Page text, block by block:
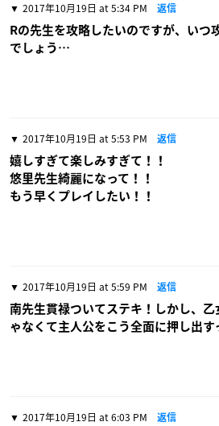
2017年10月19日 at 5:34 PM 返信
Rの先生を攻略したいのですが、いつ
でしょう…
2017年10月19日 at 5:53 PM 返信
嬉しすぎて楽しみすぎて！！
悠里先生綺麗になって！！
もう早くプレイしたい！！
2017年10月19日 at 5:59 PM 返信
南先生貫禄ついてステキ！しかし、
ゃなくて主人公をこう全面に押し出す
2017年10月19日 at 6:03 PM 返信